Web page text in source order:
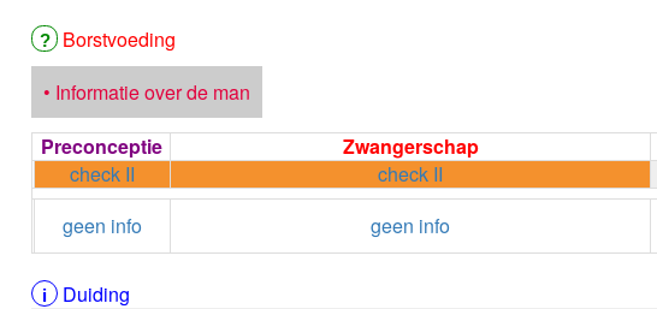
Borstvoeding
• Informatie over de man
Preconceptie
Zwangerschap
check II
check II
geen info
geen info
Duiding